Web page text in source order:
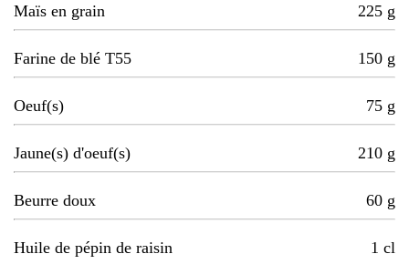
Maïs en grain 225 g
Farine de blé T55 150 g
Oeuf(s) 75 g
Jaune(s) d'oeuf(s) 210 g
Beurre doux 60 g
Huile de pépin de raisin 1 cl